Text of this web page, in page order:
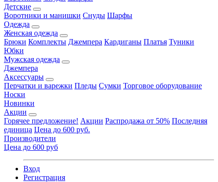
Детские
Воротники и манишки Снуды Шарфы
Одежда
Женская одежда
Брюки Комплекты Джемпера Кардиганы Платья Туники
Юбки
Мужская одежда
Джемпера
Аксессуары
Перчатки и варежки Пледы Сумки Торговое оборудование
Носки
Новинки
Акции
Горячее предложение! Акции Распродажа от 50% Последняя
единица Цена до 600 руб.
Производители
Цена до 600 руб
Вход
Регистрация